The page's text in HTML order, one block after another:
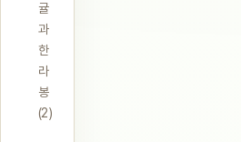
귤
과
한
라
봉
(2)